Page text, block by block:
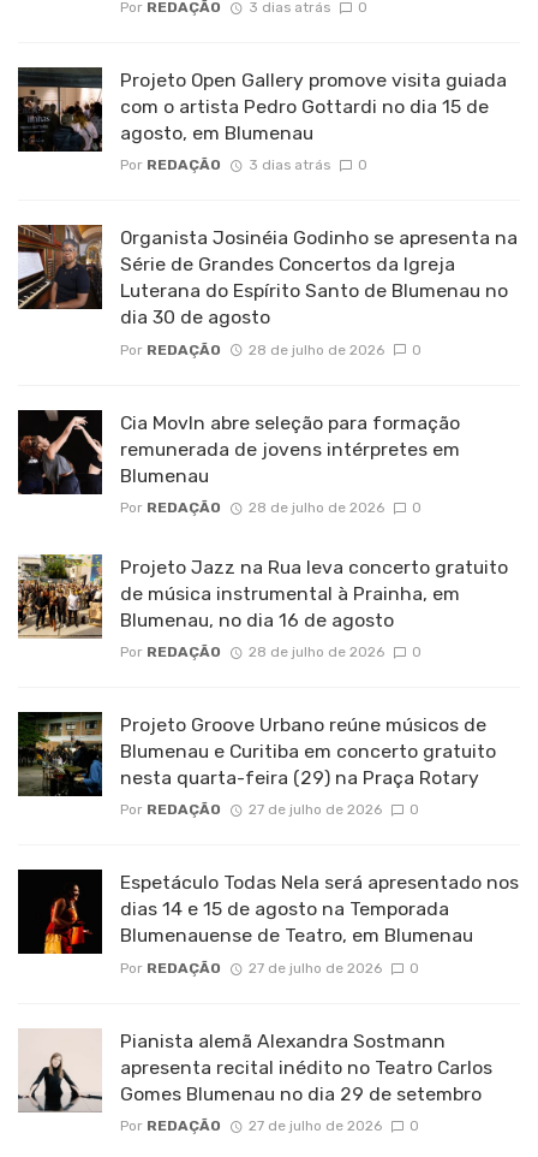
Por REDAÇÃO 3 dias atrás 0
Projeto Open Gallery promove visita guiada
com o artista Pedro Gottardi no dia 15 de
agosto, em Blumenau
Por REDAÇÃO 3 dias atrás 0
Organista Josinéia Godinho se apresenta na
Série de Grandes Concertos da Igreja
Luterana do Espírito Santo de Blumenau no
dia 30 de agosto
Por REDAÇÃO 28 de julho de 2026 0
Cia MovIn abre seleção para formação
remunerada de jovens intérpretes em
Blumenau
Por REDAÇÃO 28 de julho de 2026 0
Projeto Jazz na Rua leva concerto gratuito
de música instrumental à Prainha, em
Blumenau, no dia 16 de agosto
Por REDAÇÃO 28 de julho de 2026 0
Projeto Groove Urbano reúne músicos de
Blumenau e Curitiba em concerto gratuito
nesta quarta-feira (29) na Praça Rotary
Por REDAÇÃO 27 de julho de 2026 0
Espetáculo Todas Nela será apresentado nos
dias 14 e 15 de agosto na Temporada
Blumenauense de Teatro, em Blumenau
Por REDAÇÃO 27 de julho de 2026 0
Pianista alemã Alexandra Sostmann
apresenta recital inédito no Teatro Carlos
Gomes Blumenau no dia 29 de setembro
Por REDAÇÃO 27 de julho de 2026 0